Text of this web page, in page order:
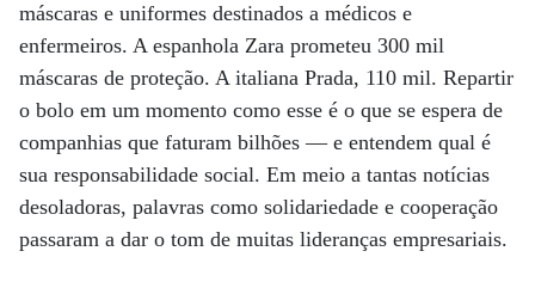
máscaras e uniformes destinados a médicos e
enfermeiros. A espanhola Zara prometeu 300 mil
máscaras de proteção. A italiana Prada, 110 mil. Repartir
o bolo em um momento como esse é o que se espera de
companhias que faturam bilhões ­— e entendem qual é
sua responsabilidade social. Em meio a tantas notícias
desoladoras, palavras como solidariedade e cooperação
passaram a dar o tom de muitas lideranças empresariais.